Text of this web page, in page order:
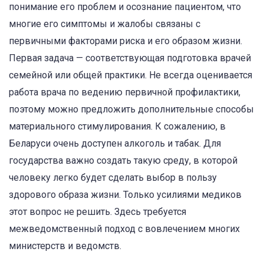
понимание его проблем и осознание пациентом, что
многие его симптомы и жалобы связаны с
первичными факторами риска и его образом жизни.
Первая задача — соответствующая подготовка врачей
семейной или общей практики. Не всегда оценивается
работа врача по ведению первичной профилактики,
поэтому можно предложить дополнительные способы
материального стимулирования. К сожалению, в
Беларуси очень доступен алкоголь и табак. Для
государства важно создать такую среду, в которой
человеку легко будет сделать выбор в пользу
здорового образа жизни. Только усилиями медиков
этот вопрос не решить. Здесь требуется
межведомственный подход с вовлечением многих
министерств и ведомств.